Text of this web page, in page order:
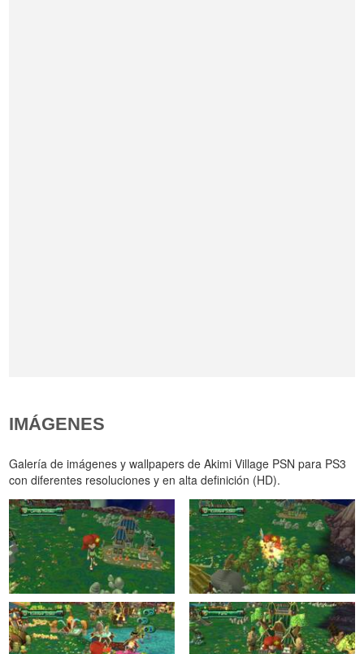
IMÁGENES
Galería de imágenes y wallpapers de Akimi Village PSN para PS3
con diferentes resoluciones y en alta definición (HD).